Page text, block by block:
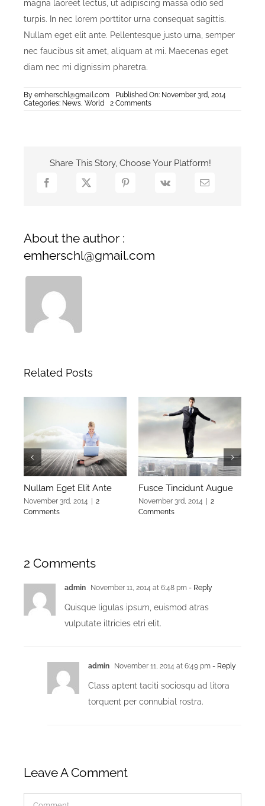
magna laoreet lectus, ut adipiscing massa odio sed
turpis. In nec lorem porttitor urna consequat sagittis.
Nullam eget elit ante. Pellentesque justo urna, semper
nec faucibus sit amet, aliquam at mi. Maecenas eget
diam nec mi dignissim pharetra.
By emherschl@gmail.com
Published On: November 3rd, 2014
Categories: News, World 2 Commentson
Share This Story, Choose Your Platform!
About the author :
emherschl@gmail.com
Related Posts
Nullam Eget Elit Ante
November 3rd, 2014
2
Comments
Fusce Tincidunt Augue
November 3rd, 2014
2
Comments
2 Comments
admin November 11, 2014 at 6:48 pm- Reply
Quisque ligulas ipsum, euismod atras
vulputate iltricies etri elit.
admin November 11, 2014 at 6:49 pm- Reply
Class aptent taciti sociosqu ad litora
torquent per connubial rostra.
Leave A Comment
Comment